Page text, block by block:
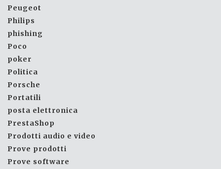
Peugeot
Philips
phishing
Poco
poker
Politica
Porsche
Portatili
posta elettronica
PrestaShop
Prodotti audio e video
Prove prodotti
Prove software